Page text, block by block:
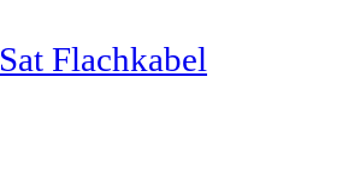
Sat Flachkabel